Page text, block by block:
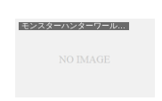
モンスターハンターワールド MHW